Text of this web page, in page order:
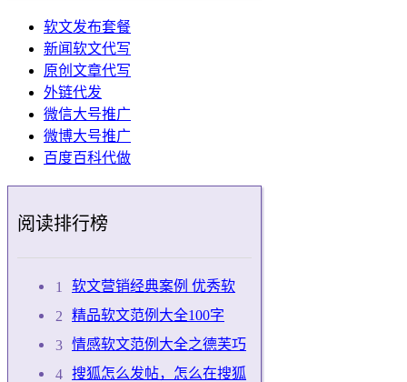
软文发布套餐
新闻软文代写
原创文章代写
外链代发
微信大号推广
微博大号推广
百度百科代做
阅读排行榜
软文营销经典案例 优秀软
精品软文范例大全100字
情感软文范例大全之德芙巧
搜狐怎么发帖，怎么在搜狐